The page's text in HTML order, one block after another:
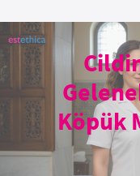
Köpük